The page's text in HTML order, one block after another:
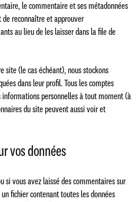
le commentaire et ses métadonnées
reconnaître et approuver
au lieu de les laisser dans la file de
site (le cas échéant), nous stockons
dans leur profil. Tous les comptes
personnelles à tout moment (à
du site peuvent aussi voir et
vos données
si vous avez laissé des commentaires sur
fichier contenant toutes les données